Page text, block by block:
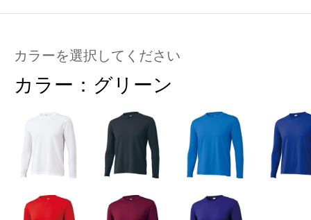
カラーを選択してください
カラー： グリーン